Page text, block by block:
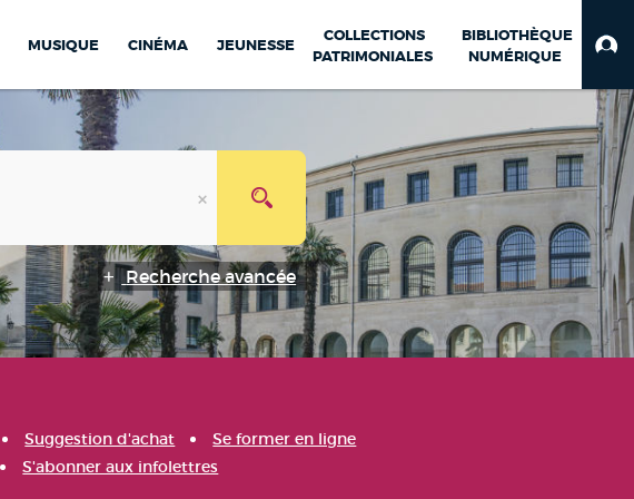
MUSIQUE CINÉMA JEUNESSE
COLLECTIONS
PATRIMONIALES
BIBLIOTHÈQUE
NUMÉRIQUE
Recherche avancée
Suggestion d'achat
Se former en ligne
S'abonner aux infolettres